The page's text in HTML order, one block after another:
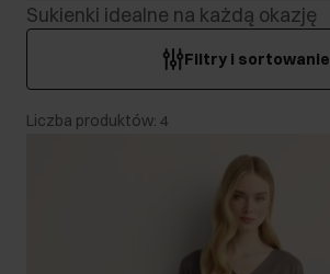
Sukienki idealne na każdą okazję
Filtry i sortowanie
Liczba produktów: 4